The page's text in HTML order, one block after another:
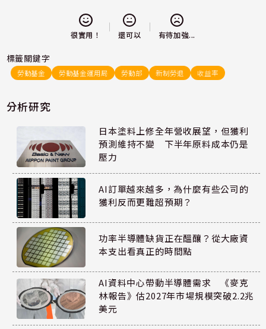
很實用！ 還可以 有待加強...
標籤關鍵字
勞動基金 勞動基金運用局 勞動部 新制勞退 收益率
分析研究
日本塗料上修全年營收展望，但獲利
預測維持不變 下半年原料成本仍是
壓力
AI訂單越來越多，為什麼有些公司的
獲利反而更難超預期？
功率半導體缺貨正在醞釀？從大廠資
本支出看真正的時間點
AI資料中心帶動半導體需求 《麥克
林報告》估2027年市場規模突破2.2兆
美元